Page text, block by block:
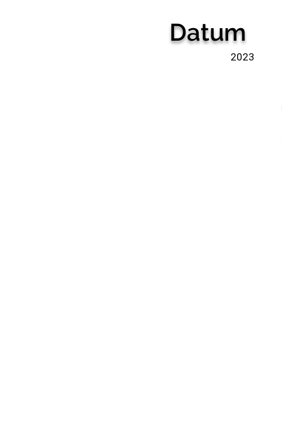
Datum
2023